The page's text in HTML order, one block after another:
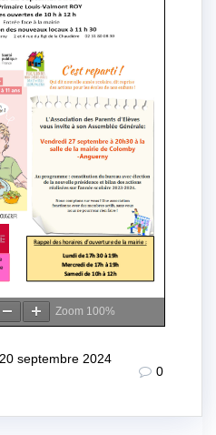
Zoom 100%
septembre 2024
0